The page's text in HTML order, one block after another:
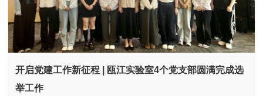
开启党建工作新征程 | 瓯江实验室4个党支部圆满完成选
举工作